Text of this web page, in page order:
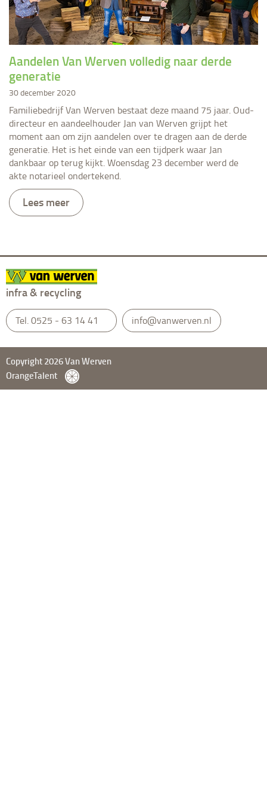
Aandelen Van Werven volledig naar derde
generatie
30 december 2020
Familiebedrijf Van Werven bestaat deze maand 75 jaar. Oud-
directeur en aandeelhouder Jan van Werven grijpt het
moment aan om zijn aandelen over te dragen aan de derde
generatie. Het is het einde van een tijdperk waar Jan
dankbaar op terug kijkt. Woensdag 23 december werd de
akte notarieel ondertekend.
Lees meer
infra & recycling
Tel.0525 - 63 14 41 info@vanwerven.nl
Copyright 2026 Van Werven
OrangeTalent